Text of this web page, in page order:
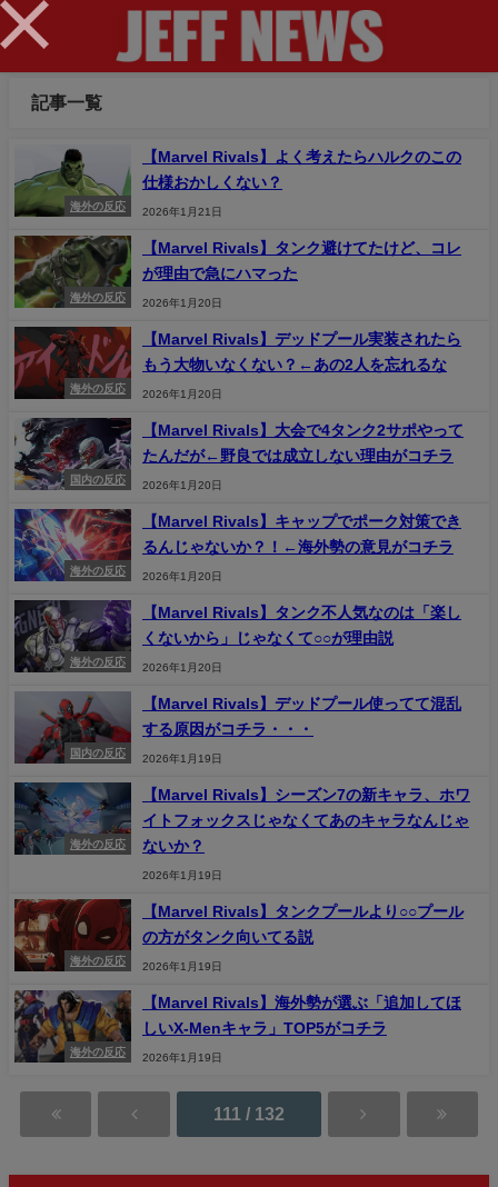
記事一覧
海外の反応
【Marvel Rivals】よく考えたらハルクのこの
仕様おかしくない？
2026年1月21日
海外の反応
【Marvel Rivals】タンク避けてたけど、コレ
が理由で急にハマった
2026年1月20日
海外の反応
【Marvel Rivals】デッドプール実装されたら
もう大物いなくない？←あの2人を忘れるな
2026年1月20日
国内の反応
【Marvel Rivals】大会で4タンク2サポやって
たんだが←野良では成立しない理由がコチラ
2026年1月20日
海外の反応
【Marvel Rivals】キャップでポーク対策でき
るんじゃないか？！←海外勢の意見がコチラ
2026年1月20日
海外の反応
【Marvel Rivals】タンク不人気なのは「楽し
くないから」じゃなくて○○が理由説
2026年1月20日
国内の反応
【Marvel Rivals】デッドプール使ってて混乱
する原因がコチラ・・・
2026年1月19日
海外の反応
【Marvel Rivals】シーズン7の新キャラ、ホワ
イトフォックスじゃなくてあのキャラなんじゃ
ないか？
2026年1月19日
海外の反応
【Marvel Rivals】タンクプールより○○プール
の方がタンク向いてる説
2026年1月19日
海外の反応
【Marvel Rivals】海外勢が選ぶ「追加してほ
しいX-Menキャラ」TOP5がコチラ
2026年1月19日
111 / 132
×